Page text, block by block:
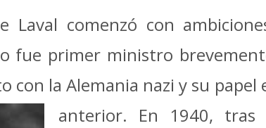
Laval comenzó con
fue primer ministro
con la Alemania nazi y su
anterior. En 1940, tras